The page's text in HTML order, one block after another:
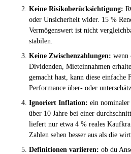
Keine Risikoberücksichtigung:
oder Unsicherheit wider. 15 %
Vermögenswert ist nicht
stabilen.
Keine Zwischenzahlungen: wenn
Dividenden, Mieteinnahmen
gemacht hast, kann diese einfache
Performance über- oder
Ignoriert Inflation: ein
über 10 Jahre bei einer
liefert nur etwa 4 % reales
Zahlen sehen besser aus als die
Definitionen variieren: ob du